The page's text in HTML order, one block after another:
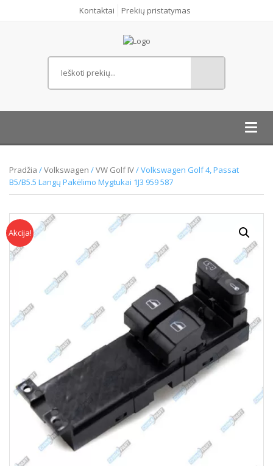
Kontaktai Prekių pristatymas
Pradžia /Volkswagen /VW Golf IV/ Volkswagen Golf 4, Passat
B5/B5.5 Langų Pakėlimo Mygtukai 1J3 959 587
Akcija!